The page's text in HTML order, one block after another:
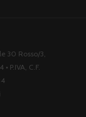
30 Rosso/3,
P.IVA, C.F.